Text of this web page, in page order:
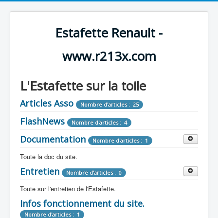
Estafette Renault -
www.r213x.com
L'Estafette sur la toile
Articles Asso Nombre d'articles : 25
FlashNews Nombre d'articles : 4
Documentation Nombre d'articles : 1
Toute la doc du site.
Revue de Presse Nombre d'articles : 9
Tous les articles que l'on a vu sur l'estafette !
Camping Car Nombre d'articles : 3
Entretien Nombre d'articles : 0
Toute sur l'entretien de l'Estafette.
Mécanique Nombre d'articles : 0
Infos fonctionnement du site.
Nombre d'articles : 1